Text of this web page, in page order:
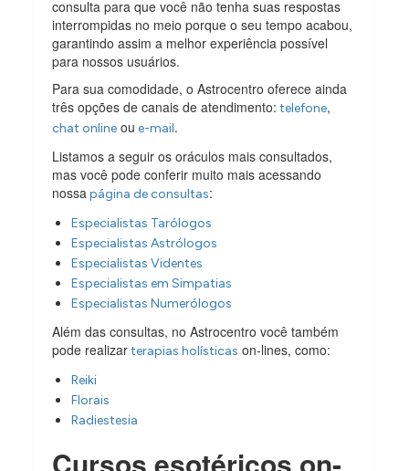
consulta para que você não tenha suas respostas
interrompidas no meio porque o seu tempo acabou,
garantindo assim a melhor experiência possível
para nossos usuários.
Para sua comodidade, o Astrocentro oferece ainda
três opções de canais de atendimento: telefone,
chat online ou e-mail.
Listamos a seguir os oráculos mais consultados,
mas você pode conferir muito mais acessando
nossa página de consultas:
Especialistas Tarólogos
Especialistas Astrólogos
Especialistas Videntes
Especialistas em Simpatias
Especialistas Numerólogos
Além das consultas, no Astrocentro você também
pode realizar terapias holísticas on-lines, como:
Reiki
Florais
Radiestesia